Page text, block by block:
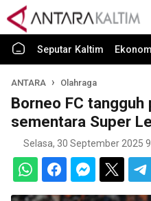
Seputar Kaltim
ANTARA Olahraga
Borneo FC
sementara Super
Selasa, 30 September 2025